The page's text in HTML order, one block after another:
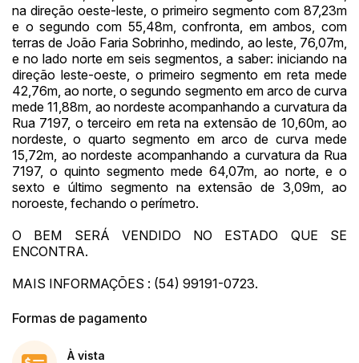
na direção oeste-leste, o primeiro segmento com 87,23m
e o segundo com 55,48m, confronta, em ambos, com
terras de João Faria Sobrinho, medindo, ao leste, 76,07m,
e no lado norte em seis segmentos, a saber: iniciando na
direção leste-oeste, o primeiro segmento em reta mede
42,76m, ao norte, o segundo segmento em arco de curva
mede 11,88m, ao nordeste acompanhando a curvatura da
Rua 7197, o terceiro em reta na extensão de 10,60m, ao
nordeste, o quarto segmento em arco de curva mede
15,72m, ao nordeste acompanhando a curvatura da Rua
7197, o quinto segmento mede 64,07m, ao norte, e o
sexto e último segmento na extensão de 3,09m, ao
noroeste, fechando o perímetro.
O BEM SERÁ VENDIDO NO ESTADO QUE SE
ENCONTRA.
MAIS INFORMAÇÕES : (54) 99191-0723.
Formas de pagamento
À vista